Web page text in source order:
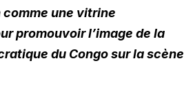
une vitrine
promouvoir l’image de la
du Congo sur la scène